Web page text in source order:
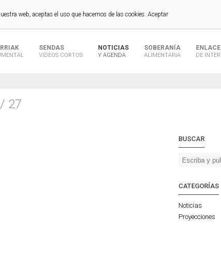
SENDAS
VIDEOS CORTOS
NOTICIAS
Y AGENDA
SOBERANÍA
ALIMENTARIA DE
27
BUSCAR
CATEGORÍAS
Noticias
Proyecciones
web, aceptas el uso que hacemos de las cookies. Aceptar